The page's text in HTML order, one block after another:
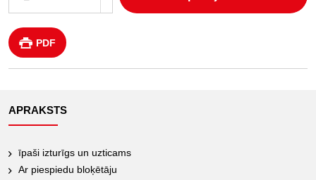
PDF
APRAKSTS
īpaši izturīgs un uzticams
Ar piespiedu bloķētāju